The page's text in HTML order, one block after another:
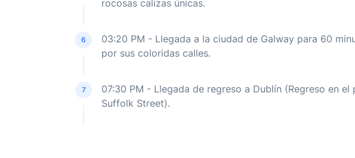
rocosas calizas únicas.
6
03:20 PM - Llegada a la ciudad de Galway para 60
por sus coloridas calles.
7
07:30 PM - Llegada de regreso a Dublín (Regreso en
Suffolk Street).